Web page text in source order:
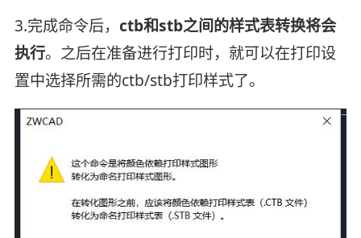
3.完成命令后， ctb和stb之间的样式表转换将会
执行。之后在准备进行打印时，就可以在打印设
置中选择所需的ctb/stb打印样式了。